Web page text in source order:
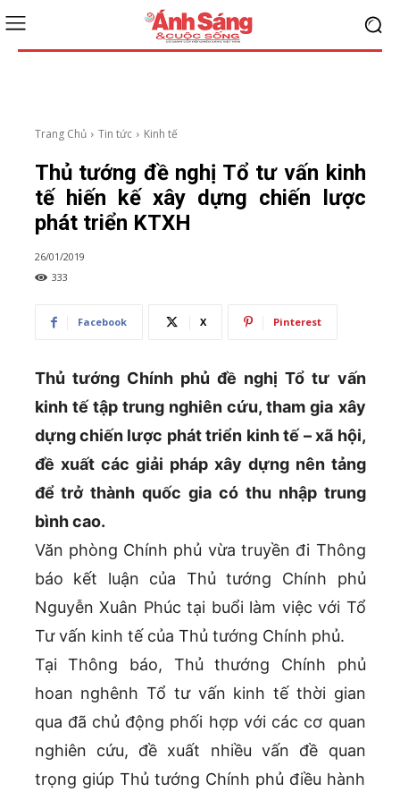
Trang Chủ Tin tức Kinh tế
Thủ tướng đề nghị Tổ tư vấn kinh
tế hiến kế xây dựng chiến lược
phát triển KTXH
26/01/2019
333
Facebook X Pinterest
Thủ tướng Chính phủ đề nghị Tổ tư vấn
kinh tế tập trung nghiên cứu, tham gia xây
dựng chiến lược phát triển kinh tế – xã hội,
đề xuất các giải pháp xây dựng nên tảng
để trở thành quốc gia có thu nhập trung
bình cao.
Văn phòng Chính phủ vừa truyền đi Thông
báo kết luận của Thủ tướng Chính phủ
Nguyễn Xuân Phúc tại buổi làm việc với Tổ
Tư vấn kinh tế của Thủ tướng Chính phủ.
Tại Thông báo, Thủ thướng Chính phủ
hoan nghênh Tổ tư vấn kinh tế thời gian
qua đã chủ động phối hợp với các cơ quan
nghiên cứu, đề xuất nhiều vấn đề quan
trọng giúp Thủ tướng Chính phủ điều hành